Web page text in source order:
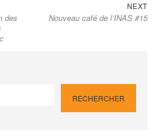
des
NEXTNext
post:
Nouveau café de l’INAS #15
RECHERCHER